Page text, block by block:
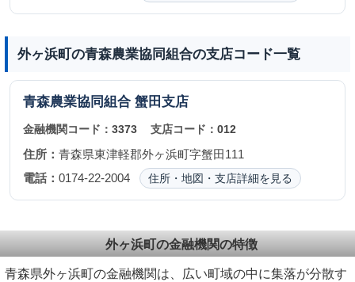
外ヶ浜町の青森農業協同組合の支店コード一覧
青森農業協同組合 蟹田支店
金融機関コード： 3373 支店コード：012
住所： 青森県東津軽郡外ヶ浜町字蟹田111
電話： 0174-22-2004 住所・地図・支店詳細を見る
外ヶ浜町の金融機関の特徴
青森県外ヶ浜町の金融機関は、広い町域の中に集落が分散す